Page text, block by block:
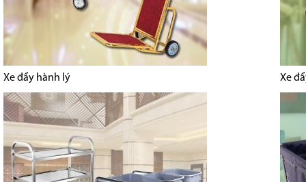
Xe đẩy hành lý Xe